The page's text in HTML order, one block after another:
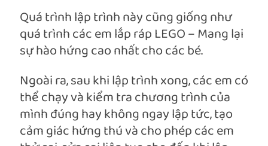
Quá trình lập trình này cũng giống như
quá trình các em lắp ráp LEGO – Mang lại
sự hào hứng cao nhất cho các bé.
Ngoài ra, sau khi lập trình xong, các em có
thể chạy và kiểm tra chương trình của
mình đúng hay không ngay lập tức, tạo
cảm giác hứng thú và cho phép các em